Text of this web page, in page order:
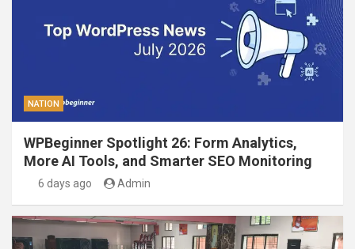
NATION
WPBeginner Spotlight 26: Form Analytics,
More AI Tools, and Smarter SEO Monitoring
6 days ago Admin